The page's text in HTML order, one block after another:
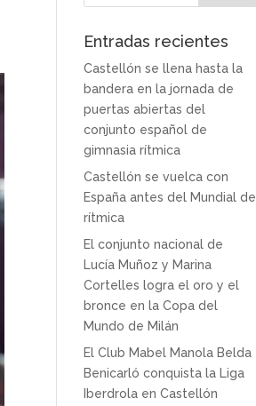
Entradas recientes
Castellón se llena hasta la
bandera en la jornada de
puertas abiertas del
conjunto español de
gimnasia rítmica
Castellón se vuelca con
España antes del Mundial de
rítmica
El conjunto nacional de
Lucía Muñoz y Marina
Cortelles logra el oro y el
bronce en la Copa del
Mundo de Milán
El Club Mabel Manola Belda
Benicarló conquista la Liga
Iberdrola en Castellón